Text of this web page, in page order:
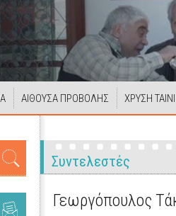
ΑΙΘΟΥΣΑ ΠΡΟΒΟΛΗΣ ΧΡΥΣΗ
Συντελεστές
Γεωργόπουλος